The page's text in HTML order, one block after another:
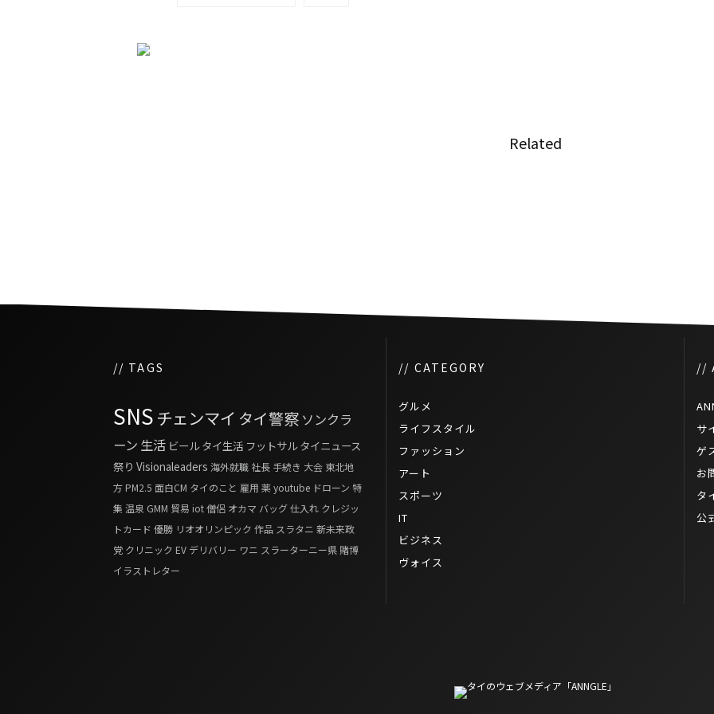
Related
// TAGS
SNS チェンマイ タイ警察 ソンクラ
ーン 生活 ビール タイ生活 フットサル タイニュース
祭り Visionaleaders 海外就職 社長 手続き 大会 東北地
方PM2.5 面白CM タイのこと 雇用 薬youtube ドローン 特
集 温泉 GMM 貿易 iot僧侶 オカマ バッグ仕入れ クレジッ
トカード 優勝 リオオリンピック 作品 スラタニ 新未来政
党 クリニック EV デリバリー ワニ スラーターニー県 賭博
イラストレター
// CATEGORY
グルメ
ライフスタイル
ファッション
アート
スポーツ
IT
ビジネス
ヴォイス
//
サ
ゲ
お
タ
公